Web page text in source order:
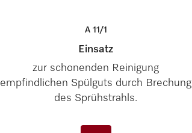
A 11/1
Einsatz
zur schonenden Reinigung
empfindlichen Spülguts durch Brechung
des Sprühstrahls.